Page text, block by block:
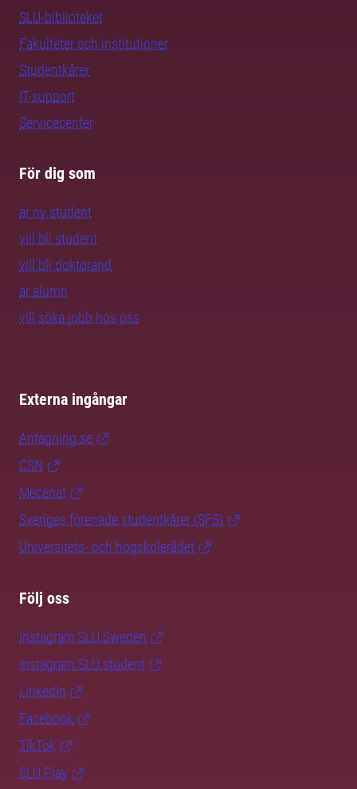
SLU-biblioteket
Fakulteter och institutioner
Studentkårer
IT-support
Servicecenter
För dig som
är ny student
vill bli student
vill bli doktorand
är alumn
vill söka jobb hos oss
Externa ingångar
Antagning.se
CSN
Mecenat
Sveriges förenade studentkårer (SFS)
Universitets- och högskolerådet
Följ oss
Instagram SLU.Sweden
Instagram SLU.student
LinkedIn
Facebook
TikTok
SLU Play